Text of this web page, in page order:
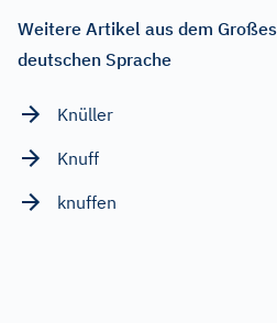
Weitere Artikel aus dem
deutschen Sprache
Knüller
Knuff
knuffen